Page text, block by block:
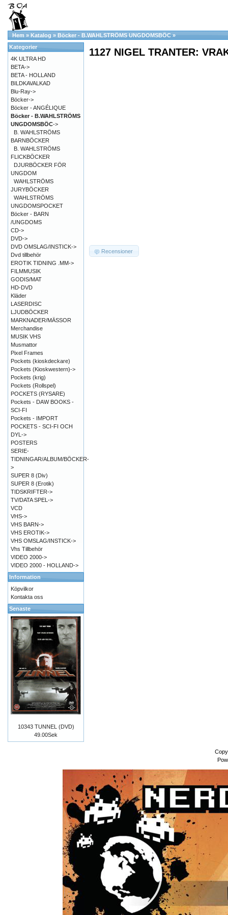
Hem » Katalog » Böcker - B.WAHLSTRÖMS UNGDOMSBÖC »
1127 NIGEL TRANTER:
Recensioner
Kategorier
4K ULTRA HD
BETA->
BETA - HOLLAND
BILDKAVALKAD
Blu-Ray->
Böcker->
Böcker - ANGÉLIQUE
Böcker - B.WAHLSTRÖMS
UNGDOMSBÖC->
B. WAHLSTRÖMS
BARNBÖCKER
B. WAHLSTRÖMS
FLICKBÖCKER
DJURBÖCKER FÖR
UNGDOM
WAHLSTRÖMS
JURYBÖCKER
WAHLSTRÖMS
UNGDOMSPOCKET
Böcker - BARN
/UNGDOMS
CD->
DVD->
DVD OMSLAG/INSTICK->
Dvd tillbehör
EROTIK TIDNING .MM->
FILMMUSIK
GODIS/MAT
HD-DVD
Kläder
LASERDISC
LJUDBÖCKER
MARKNADER/MÄSSOR
Merchandise
MUSIK VHS
Musmattor
Pixel Frames
Pockets (kioskdeckare)
Pockets (Kioskwestern)->
Pockets (krig)
Pockets (Rollspel)
POCKETS (RYSARE)
Pockets - DAW BOOKS -
SCI-FI
Pockets - IMPORT
POCKETS - SCI-FI OCH
DYL->
POSTERS
SERIE-
TIDNINGAR/ALBUM/BÖCKER-
>
SUPER 8 (Div)
SUPER 8 (Erotik)
TIDSKRIFTER->
TV/DATA SPEL->
VCD
VHS->
VHS BARN->
VHS EROTIK->
VHS OMSLAG/INSTICK->
Vhs Tillbehör
VIDEO 2000->
VIDEO 2000 - HOLLAND->
Information
Köpvilkor
Kontakta oss
Senaste
10343 TUNNEL (DVD)
49.00Sek